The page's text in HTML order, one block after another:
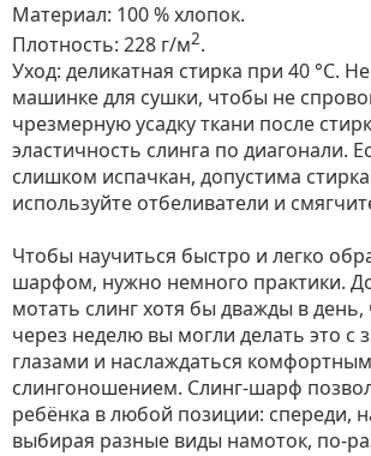
Материал: 100 % хлопок.
Плотность: 228 г/м2.
Уход: деликатная стирка при 40 °С.
машинке для сушки, чтобы не
чрезмерную усадку ткани после
эластичность слинга по диагонали.
слишком испачкан, допустима
используйте отбеливатели и
Чтобы научиться быстро и легко
шарфом, нужно немного практики.
мотать слинг хотя бы дважды в
через неделю вы могли делать это с
глазами и наслаждаться комфортным
слингоношением. Слинг-шарф
ребёнка в любой позиции: спереди,
выбирая разные виды намоток, по-